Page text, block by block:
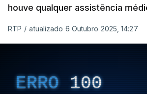
houve qualquer assistência
RTP / atualizado 6 Outubro 2025, 14:27
ERRO 100